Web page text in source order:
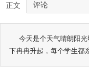
正文 评论
今天是个天气晴朗阳
下冉冉升起，每个学生都